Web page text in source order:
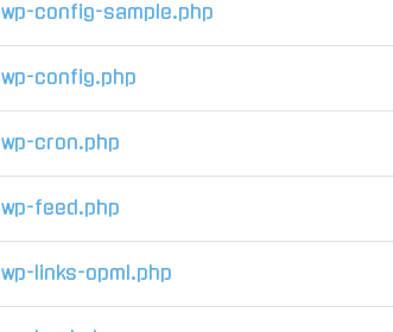
wp-config-sample.php
wp-config.php
wp-cron.php
wp-feed.php
wp-links-opml.php